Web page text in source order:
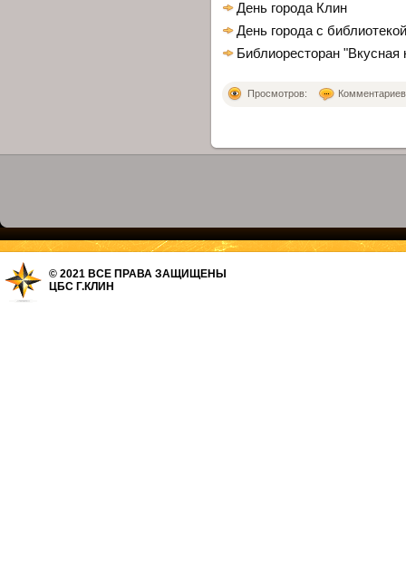
День города Клин
День города с библиотекой
Библиоресторан "Вкусная
Просмотров:
© 2021 ВСЕ ПРАВА ЗАЩИЩЕНЫ
ЦБС Г.КЛИН